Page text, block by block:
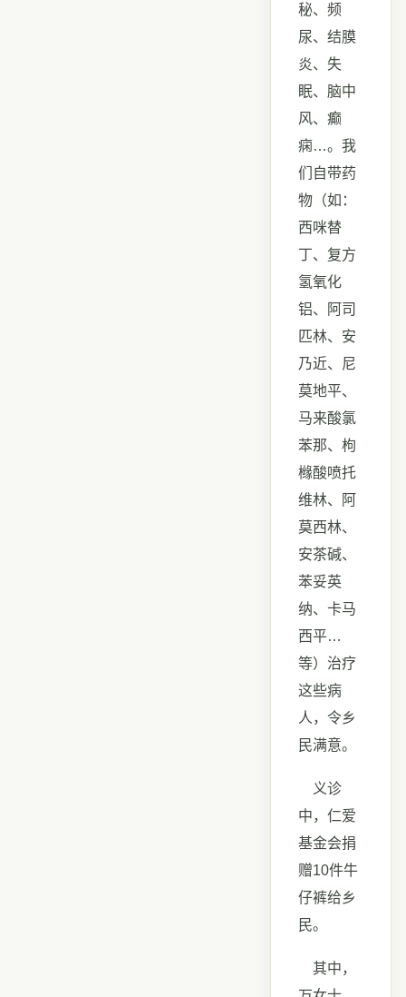
秘、频
尿、结膜
炎、失
眠、脑中
风、癫
痫…。我
们自带药
物（如：
西咪替
丁、复方
氢氧化
铝、阿司
匹林、安
乃近、尼
莫地平、
马来酸氯
苯那、枸
橼酸喷托
维林、阿
莫西林、
安茶碱、
苯妥英
纳、卡马
西平…
等）治疗
这些病
人，令乡
民满意。
义诊
中，仁爱
基金会捐
赠10件牛
仔裤给乡
民。
其中，